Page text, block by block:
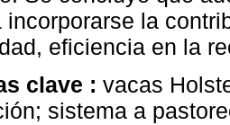
incorporarse la
eficiencia en la
clave : vacas
sistema a